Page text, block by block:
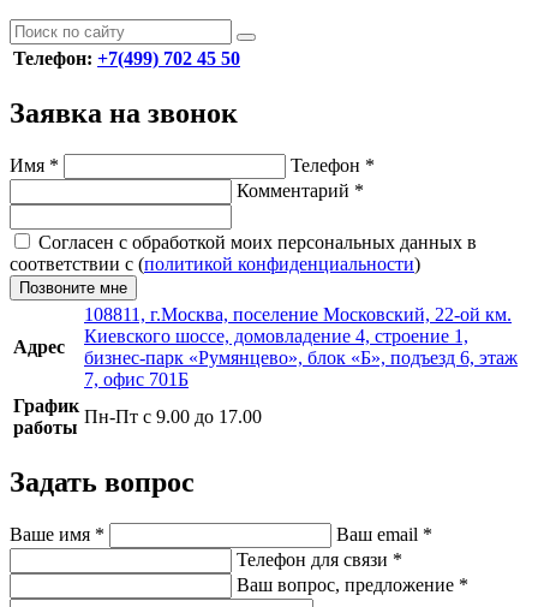
Телефон: +7(499) 702 45 50
Заявка на звонок
Имя * Телефон *
Комментарий *
Согласен с обработкой моих персональных данных в
соответствии с (политикой конфиденциальности)
Позвоните мне
Адрес
108811, г.Москва, поселение Московский, 22-ой км.
Киевского шоссе, домовладение 4, строение 1,
бизнес-парк «Румянцево», блок «Б», подъезд 6, этаж
7, офис 701Б
График
работы
Пн-Пт с 9.00 до 17.00
Задать вопрос
Ваше имя * Ваш email *
Телефон для связи *
Ваш вопрос, предложение *